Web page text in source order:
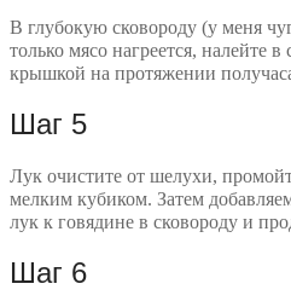
В глубокую сковороду (у меня
только мясо нагреется, налейте
крышкой на протяжении
Шаг 5
Лук очистите от шелухи,
мелким кубиком. Затем
лук к говядине в сковороду и
Шаг 6